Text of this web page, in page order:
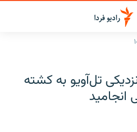
تل‌آویو به کشته